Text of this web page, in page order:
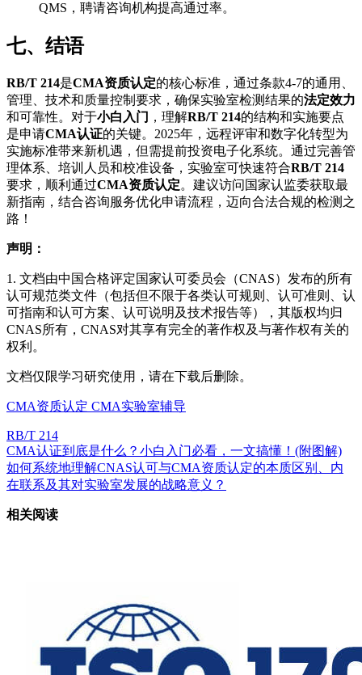
QMS，聘请咨询机构提高通过率。
七、结语
RB/T 214是CMA资质认定的核心标准，通过条款4-7的通用、
管理、技术和质量控制要求，确保实验室检测结果的法定效力
和可靠性。对于小白入门 ，理解RB/T 214的结构和实施要点
是申请CMA认证的关键。2025年，远程评审和数字化转型为
实施标准带来新机遇，但需提前投资电子化系统。通过完善管
理体系、培训人员和校准设备，实验室可快速符合RB/T 214
要求，顺利通过CMA资质认定。建议访问国家认监委获取最
新指南，结合咨询服务优化申请流程，迈向合法合规的检测之
路！
声明：
1. 文档由中国合格评定国家认可委员会（CNAS）发布的所有
认可规范类文件（包括但不限于各类认可规则、认可准则、认
可指南和认可方案、认可说明及技术报告等），其版权均归
CNAS所有，CNAS对其享有完全的著作权及与著作权有关的
权利。
文档仅限学习研究使用，请在下载后删除。
CMA资质认定 CMA实验室辅导
RB/T 214
CMA认证到底是什么？小白入门必看，一文搞懂！(附图解)
如何系统地理解CNAS认可与CMA资质认定的本质区别、内
在联系及其对实验室发展的战略意义？
相关阅读